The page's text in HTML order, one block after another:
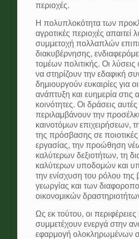
περιοχές.
Η πολυπλοκότητα των
αγροτικές περιοχές απαιτεί
συμμετοχή πολλαπλών
διακυβέρνησης,
τομέων πολιτικής. Οι λύσεις
να στηρίζουν την εδαφική
δημιουργούν ευκαιρίες για
ανάπτυξη και ευημερία στις
κοινότητες. Οι δράσεις αυτές
περιλαμβάνουν την
καινοτόμων επιχειρήσεων,
της πρόσβασης σε ποιοτικές
εργασίας, την προώθηση
καλύτερων δεξιοτήτων, τη
καλύτερων υποδομών και
την ενίσχυση του ρόλου της
γεωργίας και των
οικονομικών
Ως εκ τούτου, οι περιφέρειες
συμμετέχουν ενεργά στην
εφαρμογή ολοκληρωμένων